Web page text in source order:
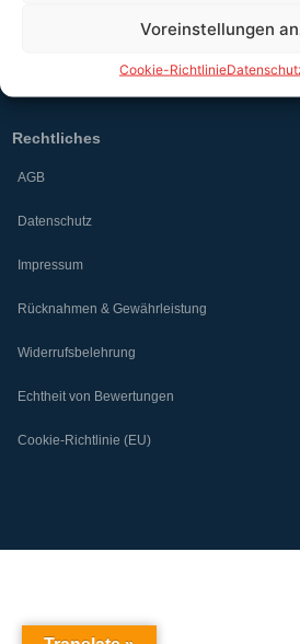
Voreinstellungen
Cookie-Richtlinie
Unser Versandpartner
Rechtliches
AGB
Datenschutz
Impressum
Rücknahmen & Gewährleistung
Widerrufsbelehrung
Echtheit von Bewertungen
Cookie-Richtlinie (EU)